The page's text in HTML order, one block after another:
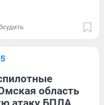
область